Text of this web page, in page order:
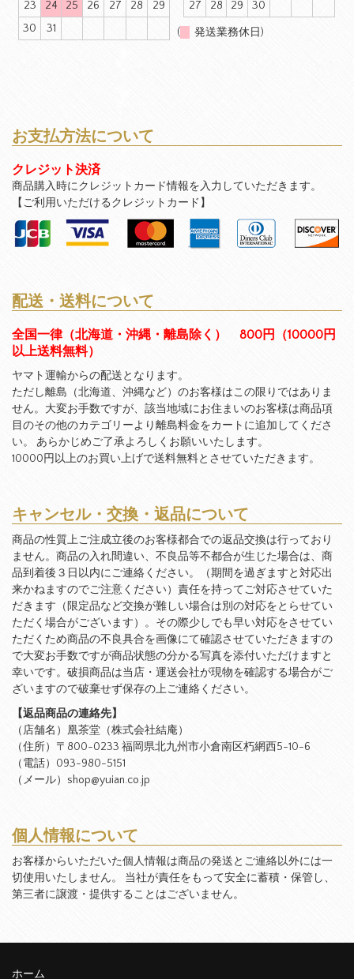
23
24 25 26 27 28
29
30
31
27
28 29 30
( 発送業務休日)
お支払方法について
クレジット決済
商品購入時にクレジットカード情報を入力していただきます。
【ご利用いただけるクレジットカード】
配送・送料について
全国一律（北海道・沖縄・離島除く） 800円（10000円
以上送料無料）
ヤマト運輸からの配送となります。
ただし離島（北海道、沖縄など）のお客様はこの限りではありま
せん。大変お手数ですが、該当地域にお住まいのお客様は商品項
目のその他のカテゴリーより離島料金をカートに追加してくださ
い。 あらかじめご了承よろしくお願いいたします。
10000円以上のお買い上げで送料無料とさせていただきます。
キャンセル・交換・返品について
商品の性質上ご注成立後のお客様都合での返品交換は行っており
ません。商品の入れ間違い、不良品等不都合が生じた場合は、商
品到着後３日以内にご連絡ください。（期間を過ぎますと対応出
来かねますのでご注意ください）責任を持ってご対応させていた
だきます（限定品など交換が難しい場合は別の対応をとらせてい
ただく場合がございます）。その際少しでも早い対応をさせてい
ただくため商品の不良具合を画像にて確認させていただきますの
で大変お手数ですが商品状態の分かる写真を添付いただけますと
幸いです。破損商品は当店・運送会社が現物を確認する場合がご
ざいますので破棄せず保存の上ご連絡ください。
【返品商品の連絡先】
（店舗名）凰茶堂（株式会社結庵）
（住所）〒800-0233 福岡県北九州市小倉南区朽網西5-10-6
（電話）093-980-5151
（メール）shop@yuian.co.jp
個人情報について
お客様からいただいた個人情報は商品の発送とご連絡以外には一
切使用いたしません。 当社が責任をもって安全に蓄積・保管し、
第三者に譲渡・提供することはございません。
ホーム